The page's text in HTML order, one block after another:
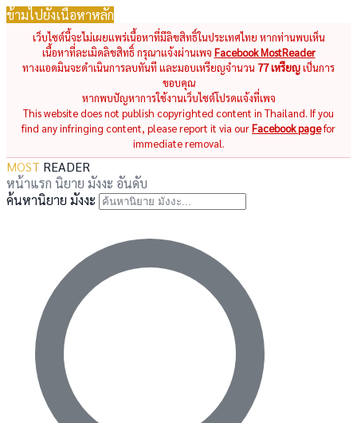
ข้ามไปยังเนื้อหาหลัก
เว็บไซต์นี้จะไม่เผยแพร่เนื้อหาที่มีลิขสิทธิ์ในประเทศไทย หากท่านพบเห็น
เนื้อหาที่ละเมิดลิขสิทธิ์ กรุณาแจ้งผ่านเพจ Facebook MostReader
ทางแอดมินจะดำเนินการลบทันที และมอบเหรียญจำนวน 77 เหรียญเป็นการ
ขอบคุณ
หากพบปัญหาการใช้งานเว็บไซต์โปรดแจ้งที่เพจ
This website does not publish copyrighted content in Thailand. If you
find any infringing content, please report it via ourFacebook pagefor
immediate removal.
MOST READER
หน้าแรก นิยาย มังงะ อันดับ
ค้นหานิยาย มังงะ